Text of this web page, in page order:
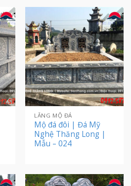
LĂNG MỘ ĐÁ
Mộ đá đôi | Đá Mỹ
Nghệ Thăng Long |
Mẫu – 024